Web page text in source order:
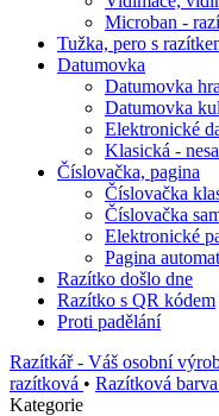
Microban -
Tužka, pero s
Datumovka
Datumovka
Datumovka
Elektronické
Klasická -
Číslovačka, pagina
Číslovačka
Číslovačka
Elektronické
Pagina
Razítko došlo dne
Razítko s QR kódem
Proti padělání
Razítkář - Váš osobní
razítková • Razítková
Kategorie